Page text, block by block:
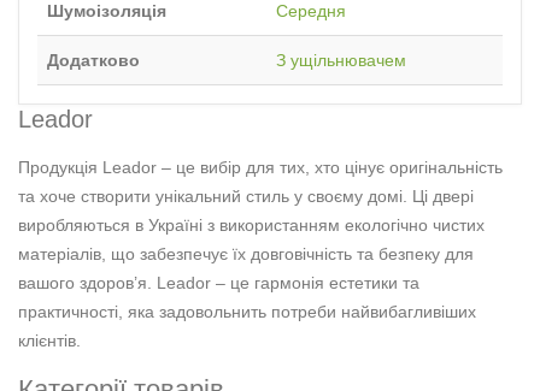
Шумоізоляція Середня
Додатково З ущільнювачем
Leador
Продукція Leador – це вибір для тих, хто цінує оригінальність
та хоче створити унікальний стиль у своєму домі. Ці двері
виробляються в Україні з використанням екологічно чистих
матеріалів, що забезпечує їх довговічність та безпеку для
вашого здоров’я. Leador – це гармонія естетики та
практичності, яка задовольнить потреби найвибагливіших
клієнтів.